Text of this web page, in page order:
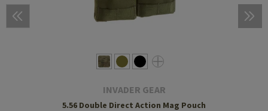
INVADER GEAR
5.56 Double Direct Action Mag Pouch